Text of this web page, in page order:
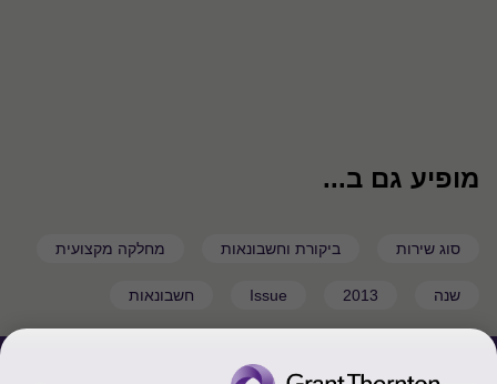
מופיע גם ב...
סוג שירות ביקורת וחשבונאות מחלקה מקצועית
שנה 2013
Issue חשבונאות